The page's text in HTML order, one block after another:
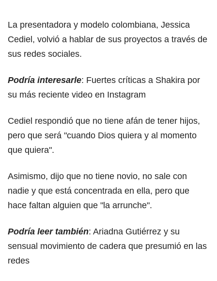
La presentadora y modelo colombiana, Jessica
Cediel, volvió a hablar de sus proyectos a través de
sus redes sociales.
Podría interesarle: Fuertes críticas a Shakira por
su más reciente video en Instagram
Cediel respondió que no tiene afán de tener hijos,
pero que será "cuando Dios quiera y al momento
que quiera".
Asimismo, dijo que no tiene novio, no sale con
nadie y que está concentrada en ella, pero que
hace faltan alguien que "la arrunche".
Podría leer también: Ariadna Gutiérrez y su
sensual movimiento de cadera que presumió en las
redes